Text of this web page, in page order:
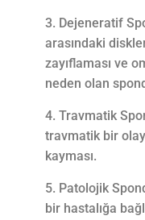
Dejeneratif
arasındaki
zayıflaması ve
neden olan
Travmatik
travmatik bir
kayması.
Patolojik
bir hastalığa